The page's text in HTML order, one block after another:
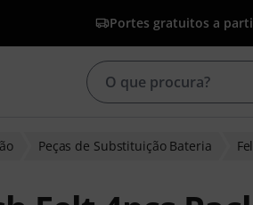
Portes gratuitos a
Peças de Substituição Bateria